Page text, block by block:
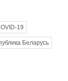
19
Беларусь